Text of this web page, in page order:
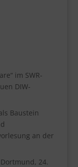
im SWR-
DIW-
Baustein
an der
24.